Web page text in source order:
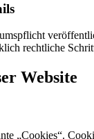
rechtliche
Website
„Cookies“.